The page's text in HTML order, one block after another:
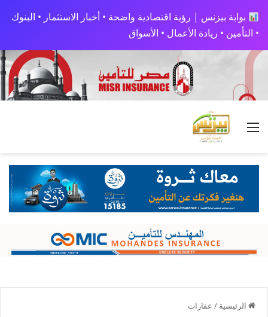
بوابة بيزنس | رؤية اقتصادية واضحة • أخبار الاستثمار • البنوك
• التأمين • ريادة الأعمال • الأسواق
القائمة
الرئيسية / عقارات